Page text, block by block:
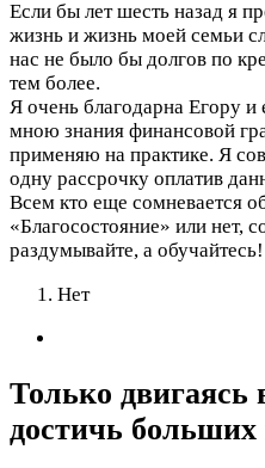
Если бы лет шесть назад я
жизнь и жизнь моей семьи
нас не было бы долгов по
тем более.
Я очень благодарна Егору и
мною знания финансовой
применяю на практике. Я
одну рассрочку оплатив
Всем кто еще сомневается
«Благосостояние» или нет,
раздумывайте, а
Нет
Только двигаясь
достичь